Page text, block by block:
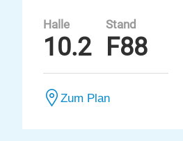
Halle
10.2
Stand
F88
Zum Plan